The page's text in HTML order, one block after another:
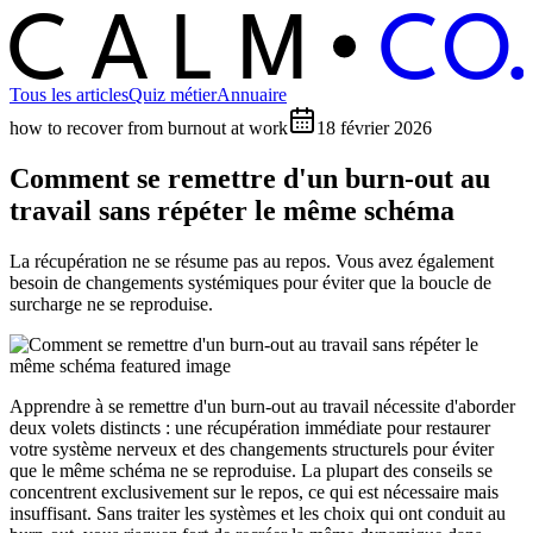
C ALM C O.
Tous les articlesQuiz métierAnnuaire
how to recover from burnout at work
18 février 2026
Comment se remettre d'un burn-out au
travail sans répéter le même schéma
La récupération ne se résume pas au repos. Vous avez également
besoin de changements systémiques pour éviter que la boucle de
surcharge ne se reproduise.
Apprendre à se remettre d'un burn-out au travail nécessite d'aborder
deux volets distincts : une récupération immédiate pour restaurer
votre système nerveux et des changements structurels pour éviter
que le même schéma ne se reproduise. La plupart des conseils se
concentrent exclusivement sur le repos, ce qui est nécessaire mais
insuffisant. Sans traiter les systèmes et les choix qui ont conduit au